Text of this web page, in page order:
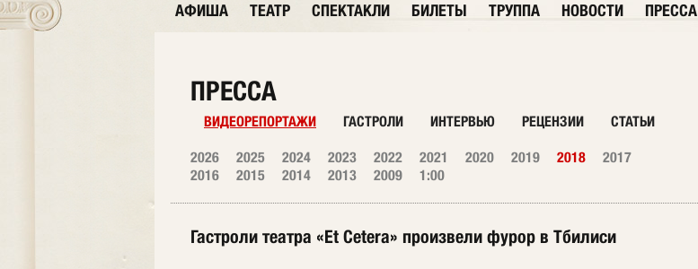
АФИША ТЕАТР СПЕКТАКЛИ БИЛЕТЫ ТРУППА НОВОСТИ ПРЕССА
ПРЕССА
ВИДЕОРЕПОРТАЖИ ГАСТРОЛИ ИНТЕРВЬЮ РЕЦЕНЗИИ СТАТЬИ
2026 2025 2024 2023 2022 2021 2020 2019 2018
2017
2016
2015 2014 2013 2009 1:00
Гастроли театра «Et Сetera» произвели фурор в Тбилиси